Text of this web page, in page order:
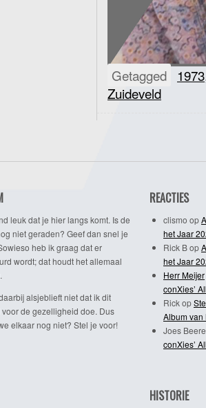
Getagged 1973
Zuideveld
leuk dat je hier langs komt. Is de
niet geraden? Geef dan snel je
heb ik graag dat er
wordt; dat houdt het allemaal
alsjeblieft niet dat ik dit
de gezelligheid doe. Dus
elkaar nog niet? Stel je voor!
REACTIES
clismo op
het Jaar
Rick Bop
het Jaar
Herr Meijer
conXies’
Rickop
Album van
Joes
conXies’
HISTORIE